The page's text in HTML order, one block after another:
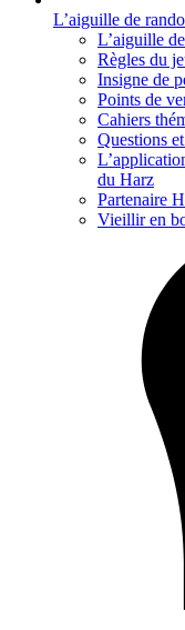
L’aiguille de
L’aiguille
Règles du
Insigne de
Points de
Cahiers
Questions
du Harz
Partenaire
Vieillir en